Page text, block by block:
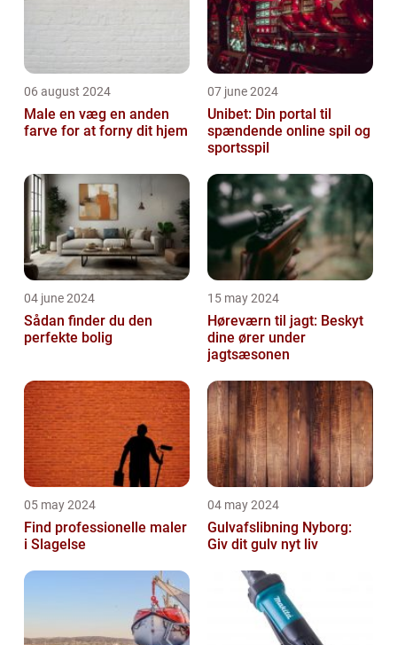
06 august 2024
Male en væg en anden
farve for at forny dit hjem
07 june 2024
Unibet: Din portal til
spændende online spil og
sportsspil
04 june 2024
Sådan finder du den
perfekte bolig
15 may 2024
Høreværn til jagt: Beskyt
dine ører under
jagtsæsonen
05 may 2024
Find professionelle maler
i Slagelse
04 may 2024
Gulvafslibning Nyborg:
Giv dit gulv nyt liv